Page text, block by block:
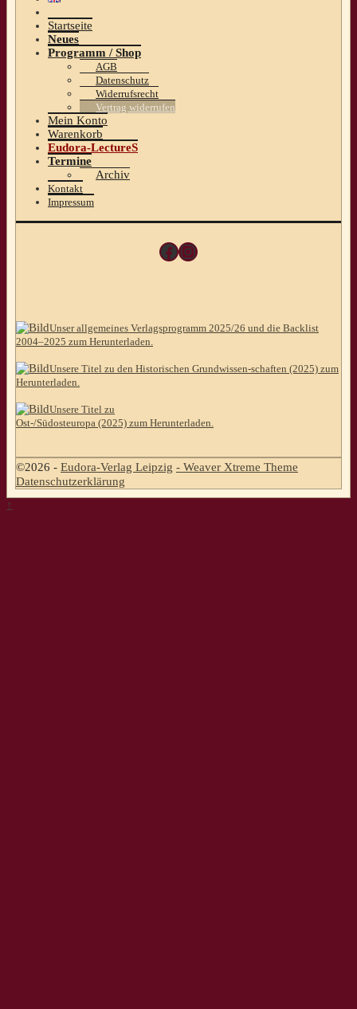
Startseite
Neues
Programm / Shop
AGB
Datenschutz
Widerrufsrecht
Vertrag widerrufen
Mein Konto
Warenkorb
Eudora-LectureS
Termine
Archiv
Kontakt
Impressum
Facebook
Instagram
Unser allgemeines Verlagsprogramm 2025/26 und die Backlist
2004–2025 zum Herunterladen.
Unsere Titel zu den Historischen Grundwissen-schaften (2025) zum
Herunterladen.
Unsere Titel zu
Ost-/Südosteuropa (2025) zum Herunterladen.
©2026 - Eudora-Verlag Leipzig - Weaver Xtreme Theme
Datenschutzerklärung
↑